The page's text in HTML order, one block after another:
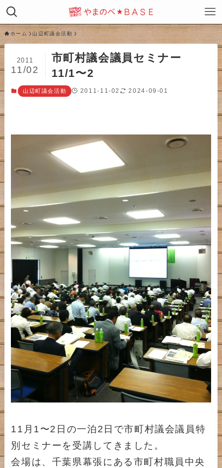
ホーム 山辺町議会活動
市町村議会議員セミナー
11/1〜2
2011
11/02
山辺町議会活動 2011-11-02 2024-09-01
11月1〜2日の一泊2日で市町村議会議員特
別セミナーを受講してきました。
会場は、千葉県幕張にある市町村職員中央